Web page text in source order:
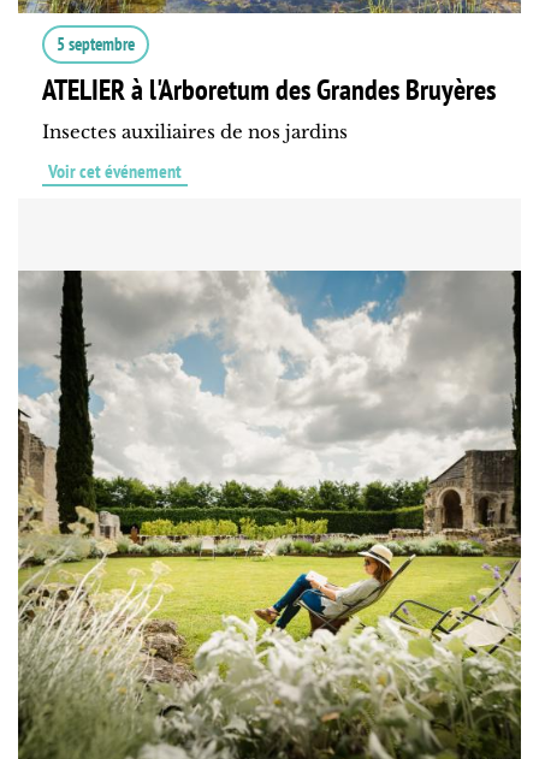
5 septembre
ATELIER à l'Arboretum des Grandes Bruyères
Insectes auxiliaires de nos jardins
Voir cet événement